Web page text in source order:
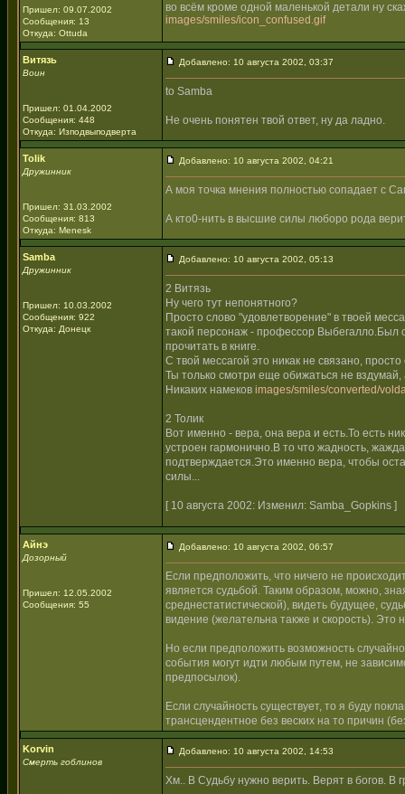
Пришел: 09.07.2002
Сообщения: 13
Откуда: Ottuda
во всём кроме одной маленькой детали ну
images/smiles/icon_confused.gif
Витязь
Воин
Пришел: 01.04.2002
Сообщения: 448
Откуда: Изподвыподверта
Добавлено: 10 августа 2002, 03:37
to Samba
Не очень понятен твой ответ, ну да ладно.
Tolik
Дружинник
Пришел: 31.03.2002
Сообщения: 813
Откуда: Menesk
Добавлено: 10 августа 2002, 04:21
А моя точка мнения полностью сопадает с
А кто0-нить в высшие силы люборо рода
Samba
Дружинник
Пришел: 10.03.2002
Сообщения: 922
Откуда: Донецк
Добавлено: 10 августа 2002, 05:13
2 Витязь
Ну чего тут непонятного?
Просто слово "удовлетворение" в твоей
такой персонаж - профессор Выбегалло.Был
прочитать в книге.
С твой мессагой это никак не связано,
Ты только смотри еще обижаться не
Никаких намеков images/smiles/converted/
2 Толик
Вот именно - вера, она вера и есть.То есть
устроен гармонично.В то что жадность,
подтверждается.Это именно вера, чтобы
силы...
[ 10 августа 2002: Изменил: Samba_Gopkins ]
Айнэ
Дозорный
Пришел: 12.05.2002
Сообщения: 55
Добавлено: 10 августа 2002, 06:57
Если предположить, что ничего не
является судьбой. Таким образом, можно,
среднестатистической), видеть будущее,
видение (желательна также и скорость). Это
Но если предположить возможность
события могут идти любым путем, не
предпосылок).
Если случайность существует, то я буду
трансцендентное без веских на то причин
Korvin
Смерть гоблинов
Добавлено: 10 августа 2002, 14:53
Хм.. В Судьбу нужно верить. Верят в богов. В